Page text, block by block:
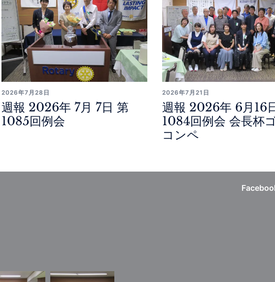
2026年7月28日
週報 2026年 7月 7日 第
1085回例会
2026年7月21日
週報 2026年 6月16
1084回例会 会長杯
コンペ